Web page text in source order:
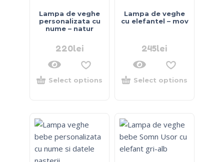
Lampa de veghe
personalizata cu
nume – natur
220lei
Select options
Lampa de veghe
cu elefantel – mov
245lei
Select options